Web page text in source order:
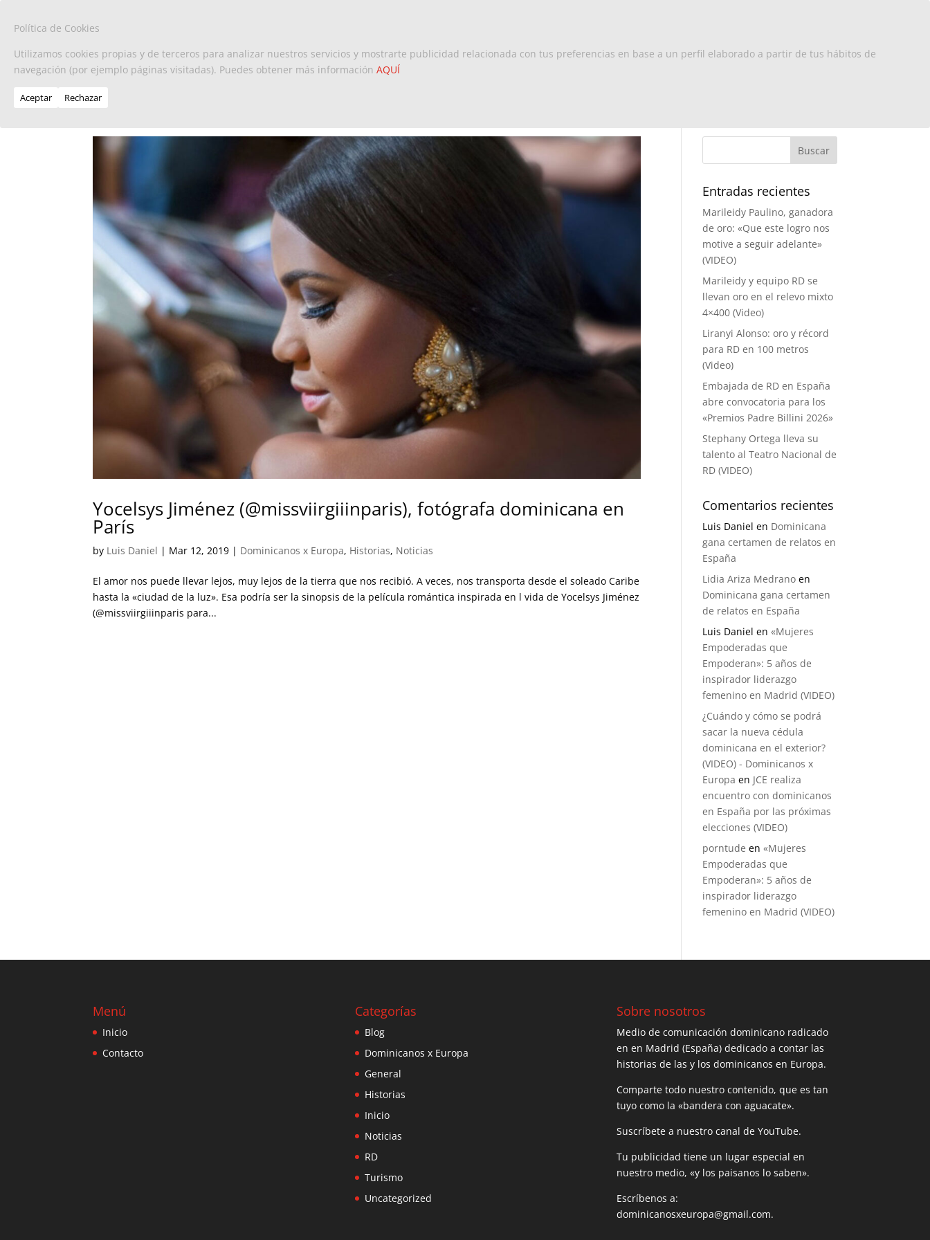
Inicio Europa Dominicanos x Europa Turismo Contacto
Yocelsys Jiménez (@missviirgiiinparis), fotógrafa dominicana en
París
by Luis Daniel | Mar 12, 2019 | Dominicanos x Europa, Historias, Noticias
El amor nos puede llevar lejos, muy lejos de la tierra que nos recibió. A veces, nos transporta desde el soleado Caribe
hasta la «ciudad de la luz». Esa podría ser la sinopsis de la película romántica inspirada en l vida de Yocelsys Jiménez
(@missviirgiiinparis para...
Entradas recientes
Marileidy Paulino, ganadora
de oro: «Que este logro nos
motive a seguir adelante»
(VIDEO)
Marileidy y equipo RD se
llevan oro en el relevo mixto
4×400 (Video)
Liranyi Alonso: oro y récord
para RD en 100 metros
(Video)
Embajada de RD en España
abre convocatoria para los
«Premios Padre Billini 2026»
Stephany Ortega lleva su
talento al Teatro Nacional de
RD (VIDEO)
Comentarios recientes
Luis Daniel en Dominicana
gana certamen de relatos en
España
Lidia Ariza Medrano en
Dominicana gana certamen
de relatos en España
Luis Daniel en«Mujeres
Empoderadas que
Empoderan»: 5 años de
inspirador liderazgo
femenino en Madrid (VIDEO)
¿Cuándo y cómo se podrá
sacar la nueva cédula
dominicana en el exterior?
(VIDEO) - Dominicanos x
Europa en JCE realiza
encuentro con dominicanos
en España por las próximas
elecciones (VIDEO)
porntude en«Mujeres
Empoderadas que
Empoderan»: 5 años de
inspirador liderazgo
femenino en Madrid (VIDEO)
Menú
Inicio
Contacto
Categorías
Blog
Dominicanos x Europa
General
Historias
Inicio
Noticias
RD
Turismo
Uncategorized
Sobre nosotros
Medio de comunicación dominicano radicado
en en Madrid (España) dedicado a contar las
historias de las y los dominicanos en Europa.
Comparte todo nuestro contenido, que es tan
tuyo como la «bandera con aguacate».
Suscríbete a nuestro canal de YouTube.
Tu publicidad tiene un lugar especial en
nuestro medio, «y los paisanos lo saben».
Escríbenos a:
dominicanosxeuropa@gmail.com.
Política de Cookies
Utilizamos cookies propias y de terceros para analizar nuestros servicios y mostrarte publicidad relacionada con tus preferencias en base a un perfil elaborado a partir de tus hábitos de
navegación (por ejemplo páginas visitadas). Puedes obtener más información AQUÍ
Aceptar Rechazar